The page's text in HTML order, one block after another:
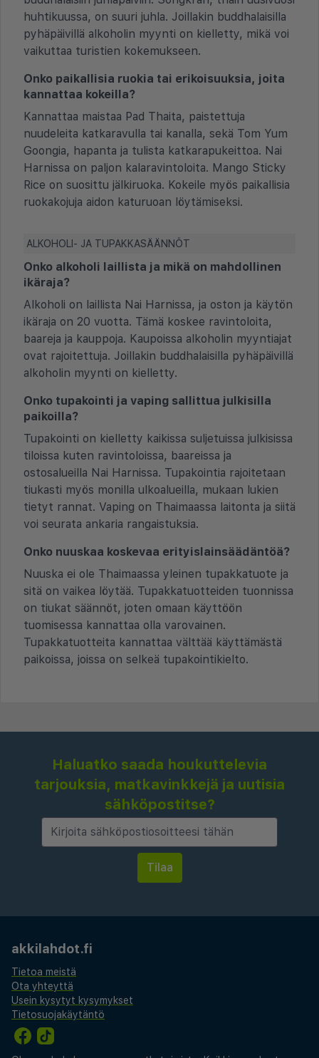
huhtikuussa, on suuri juhla. Joillakin buddhalaisilla
pyhäpäivillä alkoholin myynti on kielletty, mikä voi
vaikuttaa turistien kokemukseen.
Onko paikallisia ruokia tai erikoisuuksia, joita
kannattaa kokeilla?
Kannattaa maistaa Pad Thaita, paistettuja
nuudeleita katkaravulla tai kanalla, sekä Tom Yum
Goongia, hapanta ja tulista katkarapukeittoa. Nai
Harnissa on paljon kalaravintoloita. Mango Sticky
Rice on suosittu jälkiruoka. Kokeile myös paikallisia
ruokakojuja aidon katuruoan löytämiseksi.
ALKOHOLI- JA TUPAKKASÄÄNNÖT
Onko alkoholi laillista ja mikä on mahdollinen
ikäraja?
Alkoholi on laillista Nai Harnissa, ja oston ja käytön
ikäraja on 20 vuotta. Tämä koskee ravintoloita,
baareja ja kauppoja. Kaupoissa alkoholin myyntiajat
ovat rajoitettuja. Joillakin buddhalaisilla pyhäpäivillä
alkoholin myynti on kielletty.
Onko tupakointi ja vaping sallittua julkisilla
paikoilla?
Tupakointi on kielletty kaikissa suljetuissa julkisissa
tiloissa kuten ravintoloissa, baareissa ja
ostosalueilla Nai Harnissa. Tupakointia rajoitetaan
tiukasti myös monilla ulkoalueilla, mukaan lukien
tietyt rannat. Vaping on Thaimaassa laitonta ja siitä
voi seurata ankaria rangaistuksia.
Onko nuuskaa koskevaa erityislainsäädäntöä?
Nuuska ei ole Thaimaassa yleinen tupakkatuote ja
sitä on vaikea löytää. Tupakkatuotteiden tuonnissa
on tiukat säännöt, joten omaan käyttöön
tuomisessa kannattaa olla varovainen.
Tupakkatuotteita kannattaa välttää käyttämästä
paikoissa, joissa on selkeä tupakointikielto.
Haluatko saada houkuttelevia
tarjouksia, matkavinkkejä ja uutisia
sähköpostitse?
akkilahdot.fi
Tietoa meistä
Ota yhteyttä
Usein kysytyt kysymykset
Tietosuojakäytäntö